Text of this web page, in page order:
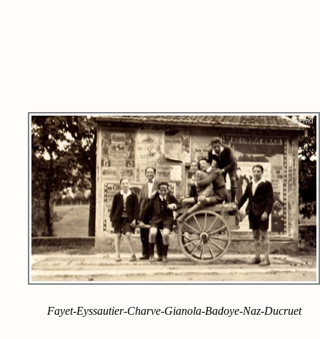
Fayet-Eyssautier-Charve-Gianola-Badoye-Naz-Ducruet